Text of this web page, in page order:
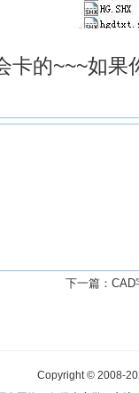
卡的~~~如果
下一篇： CAD
Copyright © 2008-